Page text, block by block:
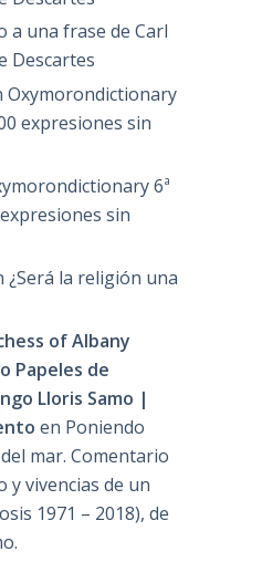
a una frase de Carl
Descartes
Oxymorondictionary
expresiones sin
6ª
sin
¿Será la religión una
of Albany
Papeles de
Lloris Samo |
en Poniendo
mar. Comentario
y vivencias de un
1971 – 2018), de